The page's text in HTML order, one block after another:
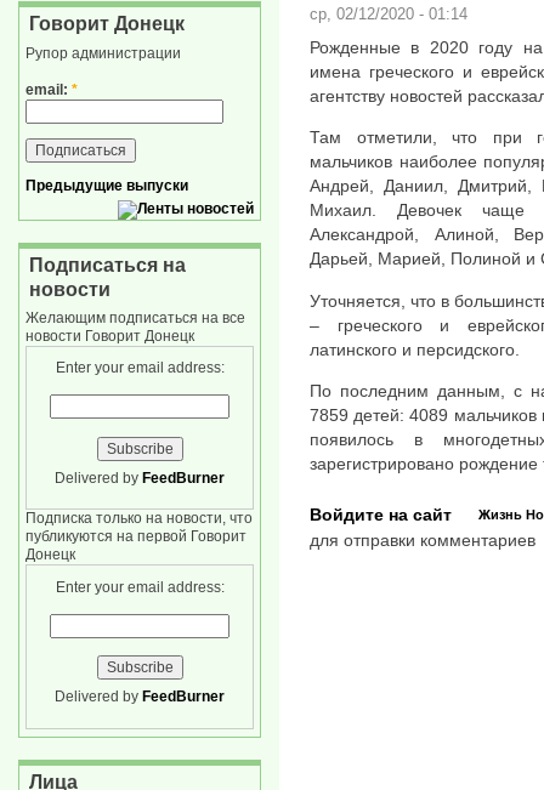
ср, 02/12/2020 - 01:14
Рожденные в 2020 году
имена греческого и
агентству новостей
Там отметили, что при
мальчиков наиболее
Андрей, Даниил,
Михаил. Девочек чаще
Александрой, Алиной,
Дарьей, Марией, Полиной и
Уточняется, что в
– греческого и
латинского и персидского.
По последним данным, с
7859 детей: 4089
появилось в
зарегистрировано рождение
Жизнь
Войдите на сайт
для отправки комментариев
Говорит Донецк
Рупор администрации
email: *
Предыдущие выпуски
Подписаться на
новости
Желающим подписаться на все
новости Говорит Донецк
Enter your email address:
Delivered by FeedBurner
Подписка только на новости, что
публикуются на первой Говорит
Донецк
Enter your email address:
Delivered by FeedBurner
Лица